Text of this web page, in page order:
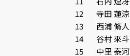
12
寺田 蓮涼
13
西浦 脩人
14
谷村 來斗
15
中里 泰河